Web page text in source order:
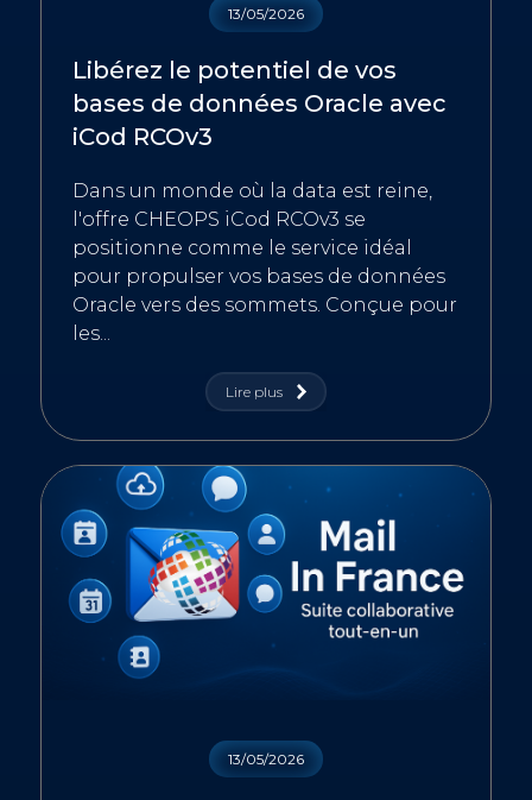
13/05/2026
Libérez le potentiel de vos
bases de données Oracle avec
iCod RCOv3
Dans un monde où la data est reine,
l'offre CHEOPS iCod RCOv3 se
positionne comme le service idéal
pour propulser vos bases de données
Oracle vers des sommets. Conçue pour
les...
Lire plus
13/05/2026